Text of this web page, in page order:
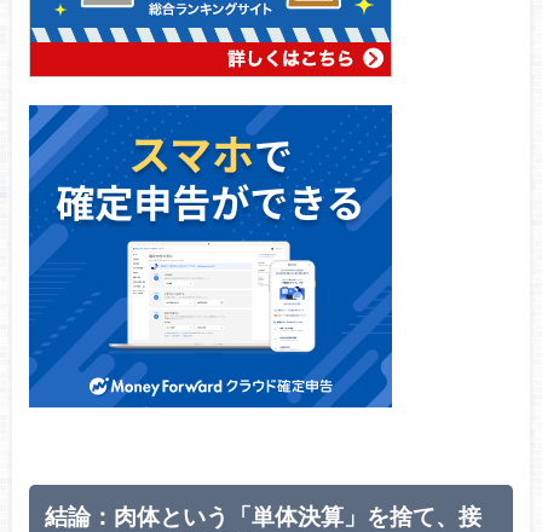
結論：肉体という「単体決算」を捨て、接